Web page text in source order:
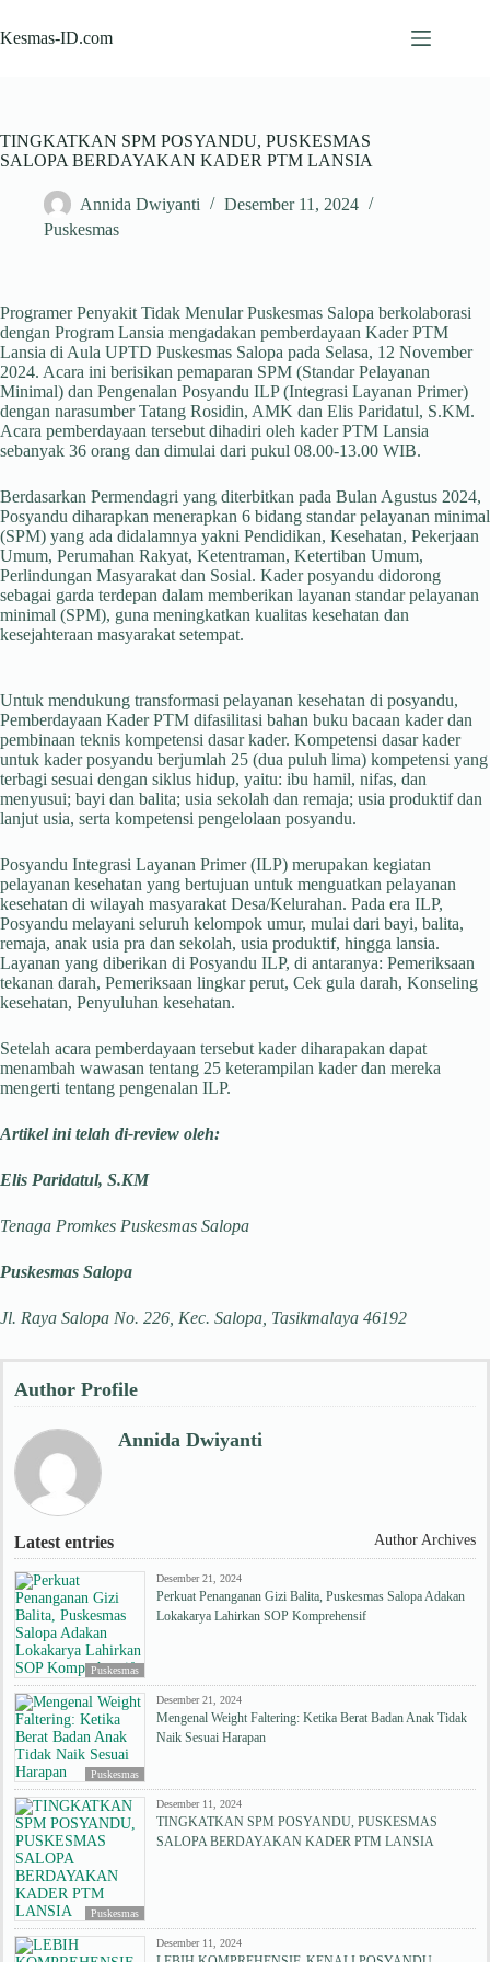
to
content
Kesmas-ID.com
TINGKATKAN SPM POSYANDU, PUSKESMAS
SALOPA BERDAYAKAN KADER PTM LANSIA
Annida Dwiyanti
Desember 11, 2024
Puskesmas
Programer Penyakit Tidak Menular Puskesmas Salopa berkolaborasi
dengan Program Lansia mengadakan pemberdayaan Kader PTM
Lansia di Aula UPTD Puskesmas Salopa pada Selasa, 12 November
2024. Acara ini berisikan pemaparan SPM (Standar Pelayanan
Minimal) dan Pengenalan Posyandu ILP (Integrasi Layanan Primer)
dengan narasumber Tatang Rosidin, AMK dan Elis Paridatul, S.KM.
Acara pemberdayaan tersebut dihadiri oleh kader PTM Lansia
sebanyak 36 orang dan dimulai dari pukul 08.00-13.00 WIB.
Berdasarkan Permendagri yang diterbitkan pada Bulan Agustus 2024,
Posyandu diharapkan menerapkan 6 bidang standar pelayanan minimal
(SPM) yang ada didalamnya yakni Pendidikan, Kesehatan, Pekerjaan
Umum, Perumahan Rakyat, Ketentraman, Ketertiban Umum,
Perlindungan Masyarakat dan Sosial. Kader posyandu didorong
sebagai garda terdepan dalam memberikan layanan standar pelayanan
minimal (SPM), guna meningkatkan kualitas kesehatan dan
kesejahteraan masyarakat setempat.
Untuk mendukung transformasi pelayanan kesehatan di posyandu,
Pemberdayaan Kader PTM difasilitasi bahan buku bacaan kader dan
pembinaan teknis kompetensi dasar kader. Kompetensi dasar kader
untuk kader posyandu berjumlah 25 (dua puluh lima) kompetensi yang
terbagi sesuai dengan siklus hidup, yaitu: ibu hamil, nifas, dan
menyusui; bayi dan balita; usia sekolah dan remaja; usia produktif dan
lanjut usia, serta kompetensi pengelolaan posyandu.
Posyandu Integrasi Layanan Primer (ILP) merupakan kegiatan
pelayanan kesehatan yang bertujuan untuk menguatkan pelayanan
kesehatan di wilayah masyarakat Desa/Kelurahan. Pada era ILP,
Posyandu melayani seluruh kelompok umur, mulai dari bayi, balita,
remaja, anak usia pra dan sekolah, usia produktif, hingga lansia.
Layanan yang diberikan di Posyandu ILP, di antaranya: Pemeriksaan
tekanan darah, Pemeriksaan lingkar perut, Cek gula darah, Konseling
kesehatan, Penyuluhan kesehatan.
Setelah acara pemberdayaan tersebut kader diharapakan dapat
menambah wawasan tentang 25 keterampilan kader dan mereka
mengerti tentang pengenalan ILP.
Artikel ini telah di-review oleh:
Elis Paridatul, S.KM
Tenaga Promkes Puskesmas Salopa
Puskesmas Salopa
Jl. Raya Salopa No. 226, Kec. Salopa, Tasikmalaya 46192
Author Profile
Annida Dwiyanti
Latest entries Author Archives
Puskesmas
Desember 21, 2024
Perkuat Penanganan Gizi Balita, Puskesmas Salopa Adakan
Lokakarya Lahirkan SOP Komprehensif
Puskesmas
Desember 21, 2024
Mengenal Weight Faltering: Ketika Berat Badan Anak Tidak
Naik Sesuai Harapan
Puskesmas
Desember 11, 2024
TINGKATKAN SPM POSYANDU, PUSKESMAS
SALOPA BERDAYAKAN KADER PTM LANSIA
Desember 11, 2024